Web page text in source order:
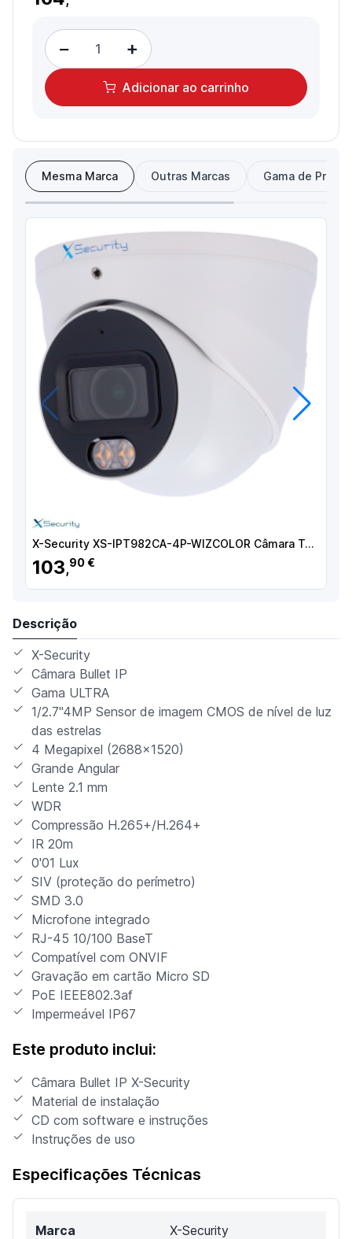
− +
Adicionar ao carrinho
Mesma Marca Outras Marcas Gama de Preço
Anterior Próximo
X-Security XS-IPT982CA-4P-WIZCOLOR Câmara Turret IP, 4 MP, 2.8 mm, 50 m, PoE, IP67, Áudio, MicroSD, WDR (120 dB), WizSense, Branco - 8435325489407
103,90 €
Descrição
X-Security
Câmara Bullet IP
Gama ULTRA
1/2.7"4MP Sensor de imagem CMOS de nível de luz
das estrelas
4 Megapixel (2688x1520)
Grande Angular
Lente 2.1 mm
WDR
Compressão H.265+/H.264+
IR 20m
0'01 Lux
SIV (proteção do perímetro)
SMD 3.0
Microfone integrado
RJ-45 10/100 BaseT
Compatível com ONVIF
Gravação em cartão Micro SD
PoE IEEE802.3af
Impermeável IP67
Este produto inclui:
Câmara Bullet IP X-Security
Material de instalação
CD com software e instruções
Instruções de uso
Especificações Técnicas
Marca X-Security